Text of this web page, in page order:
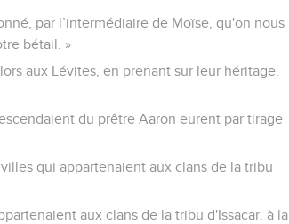
par l’intermédiaire de Moïse, qu'on nous
bétail. »
aux Lévites, en prenant sur leur héritage,
du prêtre Aaron eurent par tirage
qui appartenaient aux clans de la tribu
aux clans de la tribu d'Issacar, à la